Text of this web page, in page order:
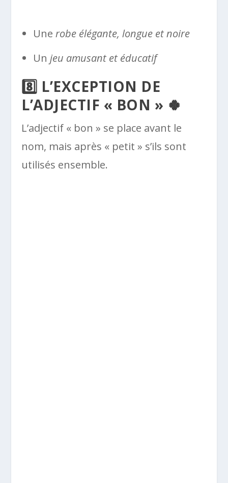
Unerobe élégante, longue et noire
Unjeu amusant et éducatif
8️⃣ L’EXCEPTION DE
L’ADJECTIF « BON » 🍀
L’adjectif « bon » se place avant le
nom, mais après « petit » s’ils sont
utilisés ensemble.